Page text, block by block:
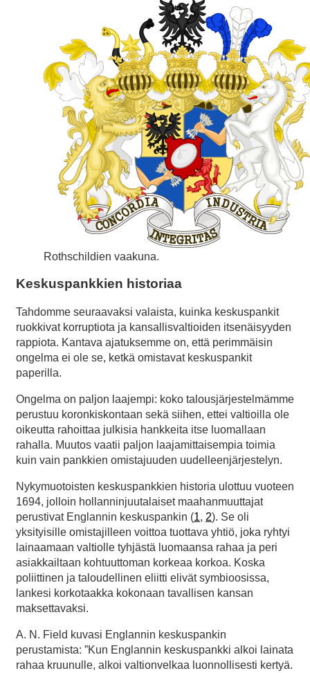
Rothschildien vaakuna.
Keskuspankkien historiaa
Tahdomme seuraavaksi valaista, kuinka keskuspankit
ruokkivat korruptiota ja kansallisvaltioiden itsenäisyyden
rappiota. Kantava ajatuksemme on, että perimmäisin
ongelma ei ole se, ketkä omistavat keskuspankit
paperilla.
Ongelma on paljon laajempi: koko talousjärjestelmämme
perustuu koronkiskontaan sekä siihen, ettei valtioilla ole
oikeutta rahoittaa julkisia hankkeita itse luomallaan
rahalla. Muutos vaatii paljon laajamittaisempia toimia
kuin vain pankkien omistajuuden uudelleenjärjestelyn.
Nykymuotoisten keskuspankkien historia ulottuu vuoteen
1694, jolloin hollanninjuutalaiset maahanmuuttajat
perustivat Englannin keskuspankin (1, 2). Se oli
yksityisille omistajilleen voittoa tuottava yhtiö, joka ryhtyi
lainaamaan valtiolle tyhjästä luomaansa rahaa ja peri
asiakkailtaan kohtuuttoman korkeaa korkoa. Koska
poliittinen ja taloudellinen eliitti elivät symbioosissa,
lankesi korkotaakka kokonaan tavallisen kansan
maksettavaksi.
A. N. Field kuvasi Englannin keskuspankin
perustamista: ”Kun Englannin keskuspankki alkoi lainata
rahaa kruunulle, alkoi valtionvelkaa luonnollisesti kertyä.